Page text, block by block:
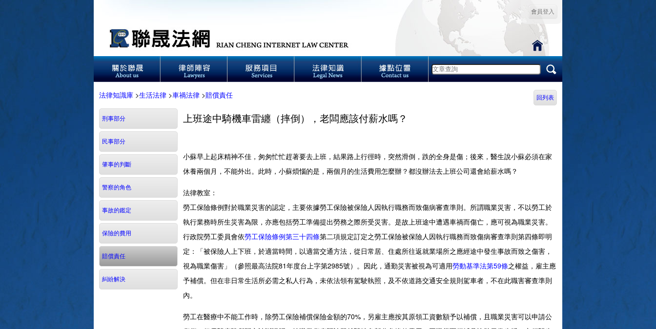
會員登入
法律知識庫 >生活法律 >車禍法律 >賠償責任 回列表
刑事部分
民事部分
肇事的判斷
警察的角色
事故的鑑定
保險的費用
賠償責任
糾紛解決
上班途中騎機車雷纏（摔倒），老闆應該付薪水嗎？
小蘇早上起床精神不佳，匆匆忙忙趕著要去上班，結果路上行徑時，突然滑倒，跌的全身是傷；後來，醫生說小蘇必須在家
休養兩個月，不能外出。此時，小蘇煩惱的是，兩個月的生活費用怎麼辦？都沒辦法去上班公司還會給薪水嗎？
法律教室：
勞工保險條例對於職業災害的認定，主要依據勞工保險被保險人因執行職務而致傷病審查準則。所謂職業災害，不以勞工於
執行業務時所生災害為限，亦應包括勞工準備提出勞務之際所受災害。是故上班途中遭遇車禍而傷亡，應可視為職業災害。
行政院勞工委員會依勞工保險條例第三十四條第二項規定訂定之勞工保險被保險人因執行職務而致傷病審查準則第四條即明
定：「被保險人上下班，於適當時間，以適當交通方法，從日常居、住處所往返就業場所之應經途中發生事故而致之傷害，
視為職業傷害」（參照最高法院81年度台上字第2985號）。因此，通勤災害被視為可適用勞動基準法第59條之權益，雇主應
予補償。但在非日常生活所必需之私人行為，未依法領有駕駛執照，及不依道路交通安全規則駕車者，不在此職害審查準則
內。
勞工在醫療中不能工作時，除勞工保險補償保險金額的70%，另雇主應按其原領工資數額予以補償，且職業災害可以申請公